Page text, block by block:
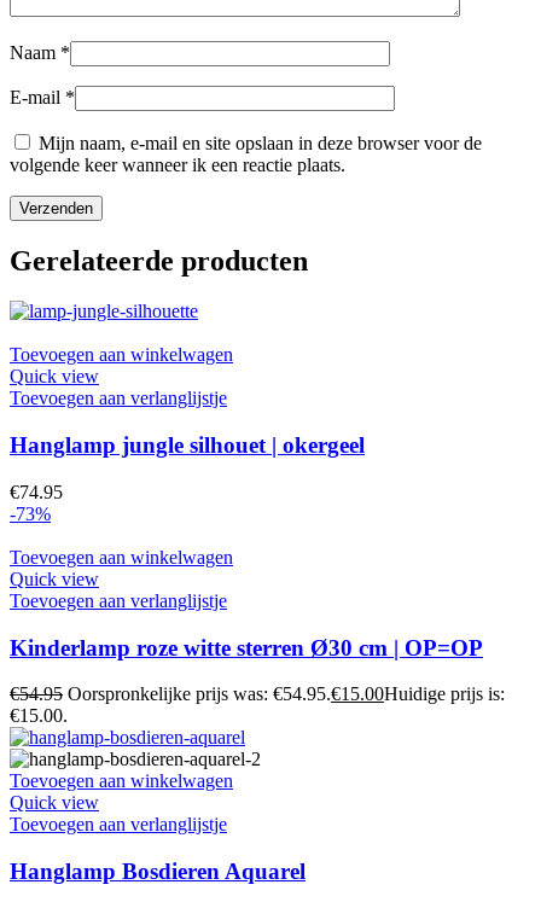
Naam *
E-mail *
Mijn naam, e-mail en site opslaan in deze browser voor de
volgende keer wanneer ik een reactie plaats.
Gerelateerde producten
Toevoegen aan winkelwagen
Quick view
Toevoegen aan verlanglijstje
Hanglamp jungle silhouet | okergeel
€74.95
-73%
Toevoegen aan winkelwagen
Quick view
Toevoegen aan verlanglijstje
Kinderlamp roze witte sterren Ø30 cm | OP=OP
€54.95 Oorspronkelijke prijs was: €54.95.€15.00Huidige prijs is:
€15.00.
Toevoegen aan winkelwagen
Quick view
Toevoegen aan verlanglijstje
Hanglamp Bosdieren Aquarel